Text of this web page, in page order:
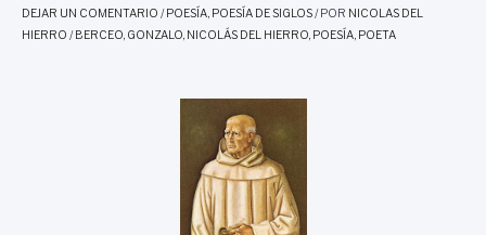
DEJAR UN COMENTARIO /POESÍA POESÍA DE SIGLOS/ POR NICOLAS DEL
HIERRO /BERCEO GONZALO NICOLÁS DEL HIERRO POESÍA POETA